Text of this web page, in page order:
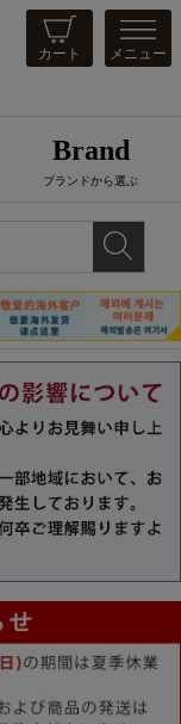
カート メニュー
Brand
ブランドから選ぶ